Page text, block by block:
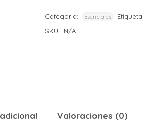
Categoria: Esenciales Etiqueta:
SKU: N/A
Valoraciones (0)